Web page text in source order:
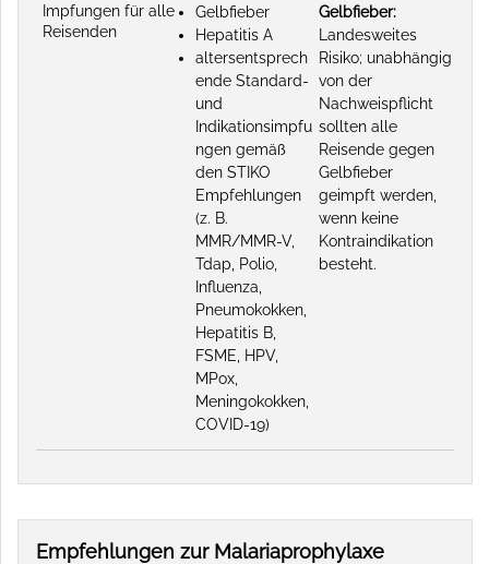
Impfungen für alle
Reisenden
Gelbfieber
Hepatitis A
altersentsprech
ende Standard-
und
Indikationsimpfu
ngen gemäß
den STIKO
Empfehlungen
(z. B.
MMR/MMR-V,
Tdap, Polio,
Influenza,
Pneumokokken,
Hepatitis B,
FSME, HPV,
MPox,
Meningokokken,
COVID-19)
Gelbfieber:
Landesweites
Risiko; unabhängig
von der
Nachweispflicht
sollten alle
Reisende gegen
Gelbfieber
geimpft werden,
wenn keine
Kontraindikation
besteht.
Empfehlungen zur Malariaprophylaxe